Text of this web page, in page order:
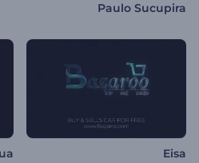
Paulo Sucupira
Eisa